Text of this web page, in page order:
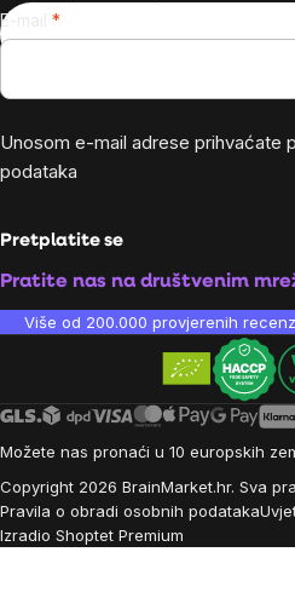
E-mail
Unosom e-mail adrese prihvaćate
podataka
Pretplatite se
Pratite nas na društvenim
Više od 200.000 provjerenih
Možete nas pronaći u 10 europskih
Copyright 2026 BrainMarket.hr. Sva
Pravila o obradi osobnih podataka
Izradio Shoptet Premium